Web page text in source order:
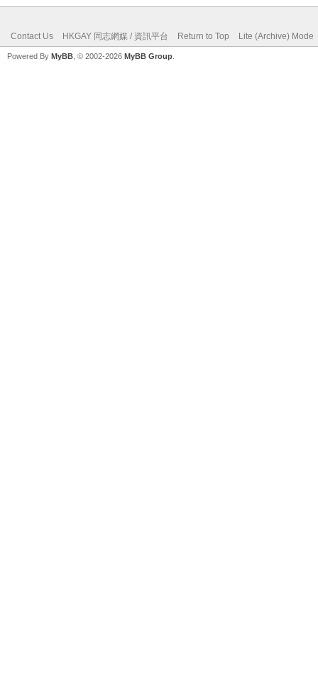
Contact Us HKGAY 同志網媒 / 資訊平台 Return to Top Lite (Archive) Mode
Powered By MyBB , © 2002-2026 MyBB Group